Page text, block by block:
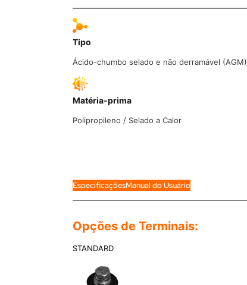
Tipo
Ácido-chumbo selado e não derramável (AGM)
Matéria-prima
Polipropileno / Selado a Calor
EspecificaçõesManual do Usuário
Opções de Terminais:
STANDARD